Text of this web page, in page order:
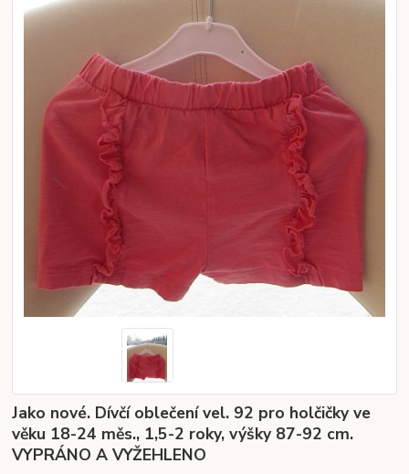
Jako nové. Dívčí oblečení vel. 92 pro holčičky ve
věku 18-24 měs., 1,5-2 roky, výšky 87-92 cm.
VYPRÁNO A VYŽEHLENO